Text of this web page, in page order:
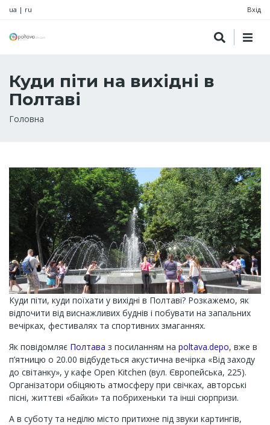
ua | ru Вхід
Куди піти на вихідні в
Полтаві
Рядок
Головна
Куди піти, куди поїхати у вихідні в Полтаві? Розкажемо, як
відпочити від виснажливих буднів і побувати на запальних
вечірках, фестивалях та спортивних змаганнях.
Як повідомляє Полтава з посиланням на poltava.depo, вже в
п’ятницю о 20.00 відбудеться акустична вечірка «Від заходу
до світанку», у кафе Open Kitchen (вул. Європейська, 225).
Організатори обіцяють атмосферу при свічках, авторські
пісні, життєві «байки» та побрихеньки та інші сюрпризи.
А в суботу та неділю місто притихне під звуки картингів,